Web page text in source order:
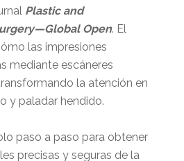
Plastic and
Open. El
las impresiones
mediante escáneres
la atención en
y paladar hendido.
paso a paso para obtener
precisas y seguras de la